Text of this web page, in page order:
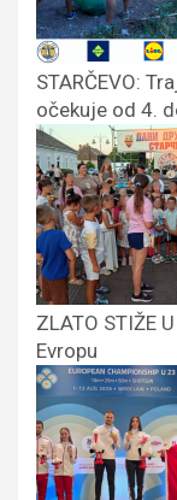
STARČEVO:
očekuje od 4.
ZLATO STIŽE
Evropu